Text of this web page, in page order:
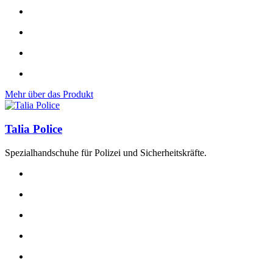
Mehr über das Produkt
Talia Police
Spezialhandschuhe für Polizei und Sicherheitskräfte.